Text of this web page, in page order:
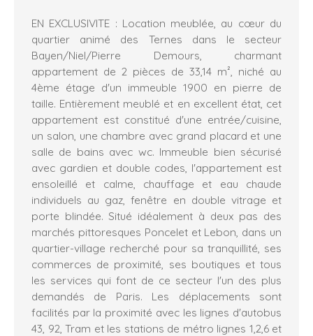
EN EXCLUSIVITE : Location meublée, au cœur du
quartier animé des Ternes dans le secteur
Bayen/Niel/Pierre Demours, charmant
appartement de 2 pièces de 33,14 m², niché au
4ème étage d'un immeuble 1900 en pierre de
taille. Entièrement meublé et en excellent état, cet
appartement est constitué d'une entrée/cuisine,
un salon, une chambre avec grand placard et une
salle de bains avec wc. Immeuble bien sécurisé
avec gardien et double codes, l'appartement est
ensoleillé et calme, chauffage et eau chaude
individuels au gaz, fenêtre en double vitrage et
porte blindée. Situé idéalement à deux pas des
marchés pittoresques Poncelet et Lebon, dans un
quartier-village recherché pour sa tranquillité, ses
commerces de proximité, ses boutiques et tous
les services qui font de ce secteur l'un des plus
demandés de Paris. Les déplacements sont
facilités par la proximité avec les lignes d'autobus
43, 92, Tram et les stations de métro lignes 1,2,6 et